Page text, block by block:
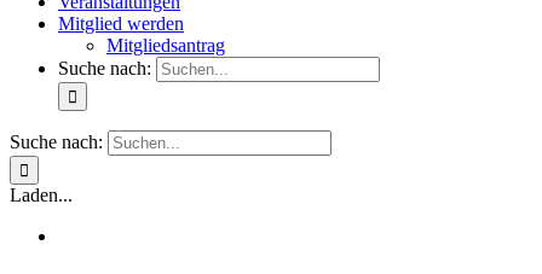
Mitglied werden
Mitgliedsantrag
Suche nach:
Suche nach:
Laden...